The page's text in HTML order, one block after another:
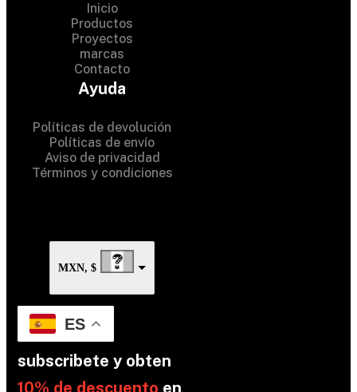
Inicio
Productos
Proyectos
marcas
Contacto
Ayuda
Políticas de devolución
Políticas de envío
Aviso de privacidad
Términos y condiciones
MXN, $
ES
subscribete y obten
10% de descuento en